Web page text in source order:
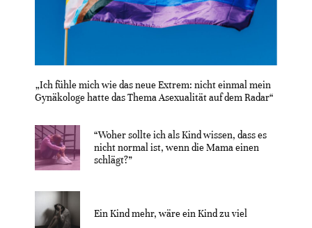
„Ich fühle mich wie das neue Extrem: nicht einmal mein
Gynäkologe hatte das Thema Asexualität auf dem Radar“
“Woher sollte ich als Kind wissen, dass es
nicht normal ist, wenn die Mama einen
schlägt?”
Ein Kind mehr, wäre ein Kind zu viel